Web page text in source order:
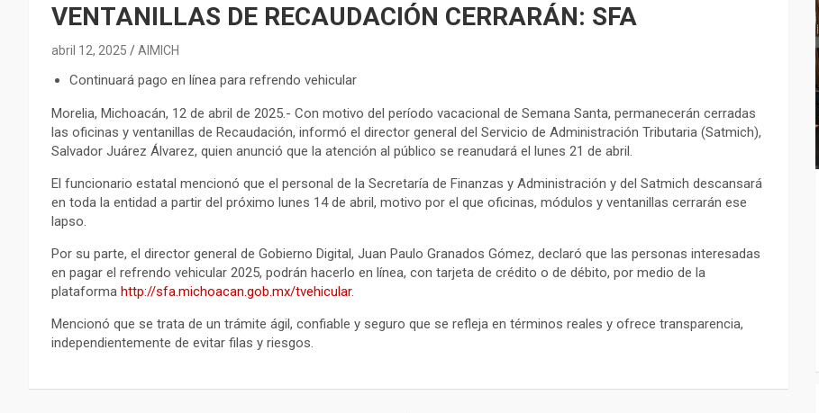
VENTANILLAS DE RECAUDACIÓN CERRARÁN: SFA
abril 12, 2025 AIMICH
Continuará pago en línea para refrendo vehicular
Morelia, Michoacán, 12 de abril de 2025.- Con motivo del período vacacional de Semana Santa, permanecerán cerradas
las oficinas y ventanillas de Recaudación, informó el director general del Servicio de Administración Tributaria (Satmich),
Salvador Juárez Álvarez, quien anunció que la atención al público se reanudará el lunes 21 de abril.
El funcionario estatal mencionó que el personal de la Secretaría de Finanzas y Administración y del Satmich descansará
en toda la entidad a partir del próximo lunes 14 de abril, motivo por el que oficinas, módulos y ventanillas cerrarán ese
lapso.
Por su parte, el director general de Gobierno Digital, Juan Paulo Granados Gómez, declaró que las personas interesadas
en pagar el refrendo vehicular 2025, podrán hacerlo en línea, con tarjeta de crédito o de débito, por medio de la
plataforma http://sfa.michoacan.gob.mx/tvehicular.
Mencionó que se trata de un trámite ágil, confiable y seguro que se refleja en términos reales y ofrece transparencia,
independientemente de evitar filas y riesgos.